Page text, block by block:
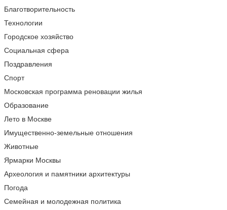
Благотворительность
Технологии
Городское хозяйство
Социальная сфера
Поздравления
Спорт
Московская программа реновации жилья
Образование
Лето в Москве
Имущественно-земельные отношения
Животные
Ярмарки Москвы
Археология и памятники архитектуры
Погода
Семейная и молодежная политика